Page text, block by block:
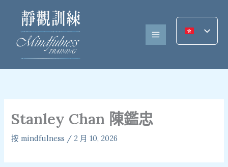
Stanley Chan 陳鑑忠
按mindfulness / 2 月 10, 2026